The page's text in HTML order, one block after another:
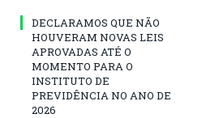
DECLARAMOS QUE NÃO
HOUVERAM NOVAS LEIS
APROVADAS ATÉ O
MOMENTO PARA O
INSTITUTO DE
PREVIDÊNCIA NO ANO DE
2026